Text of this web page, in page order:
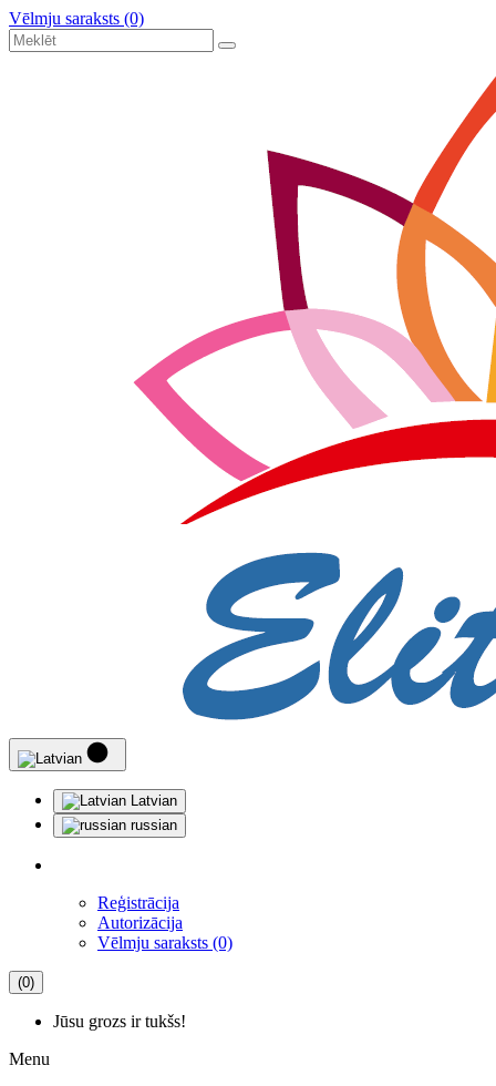
Vēlmju saraksts (0)
Latvian
russian
Reģistrācija
Autorizācija
Vēlmju saraksts (0)
(0)
Jūsu grozs ir tukšs!
Menu